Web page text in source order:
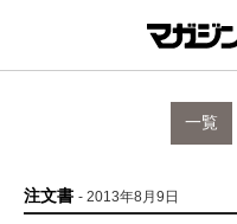
一覧
注文書 - 2013年8月9日